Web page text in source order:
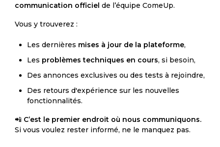
communication officiel de l’équipe ComeUp.
Vous y trouverez :
Les dernières mises à jour de la plateforme,
Les problèmes techniques en cours, si besoin,
Des annonces exclusives ou des tests à rejoindre,
Des retours d'expérience sur les nouvelles
fonctionnalités.
📲 C’est le premier endroit où nous communiquons.
Si vous voulez rester informé, ne le manquez pas.